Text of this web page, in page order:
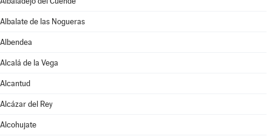
Albalate de las Nogueras
Albendea
Alcalá de la Vega
Alcantud
Alcázar del Rey
Alcohujate